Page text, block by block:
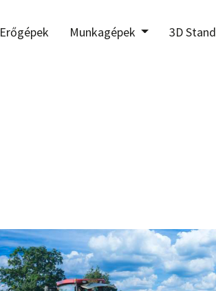
Erőgépek Munkagépek 3D Stand